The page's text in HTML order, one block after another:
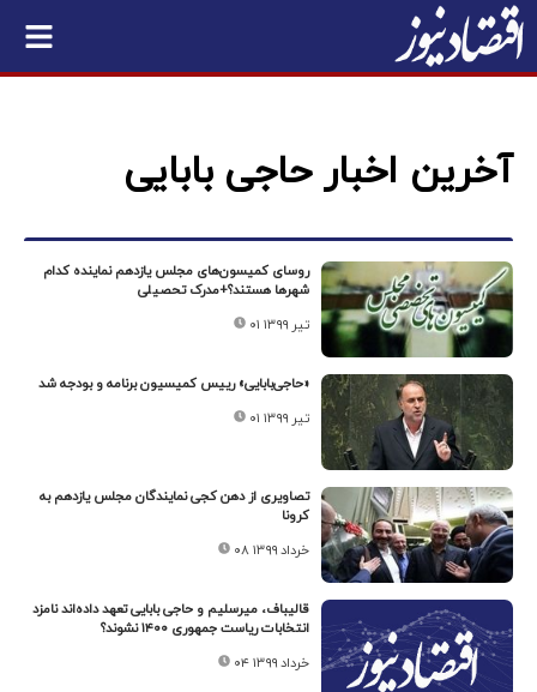
آخرین اخبار حاجی بابایی
روسای کمیسون‌های مجلس یازدهم نماینده کدام
شهرها هستند؟+مدرک تحصیلی
۰۱ تیر ۱۳۹۹
«حاجی‌بابایی» رییس کمیسیون برنامه و بودجه شد
۰۱ تیر ۱۳۹۹
تصاویری از دهن کجی نمایندگان مجلس یازدهم به
کرونا
۰۸ خرداد ۱۳۹۹
قالیباف، میرسلیم و حاجی بابایی تعهد داده‌اند نامزد
انتخابات ریاست جمهوری ۱۴۰۰ نشوند؟
۰۴ خرداد ۱۳۹۹